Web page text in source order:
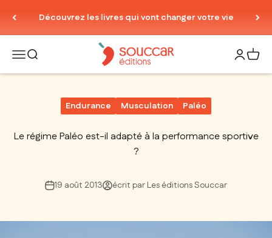
Découvrez les livres qui vont changer votre vie
Ouvrir la navigation
Ouvrir la rechercheThierry Souccar Editions Ouvrir
Voir
Endurance Musculation Paléo
Le régime Paléo est-il adapté à la performance sportive
?
19 août 2013 écrit par Les éditions Souccar